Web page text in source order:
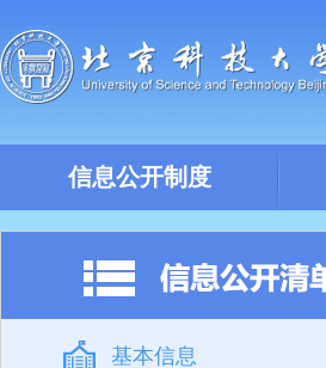
信息公开制度
基本信息